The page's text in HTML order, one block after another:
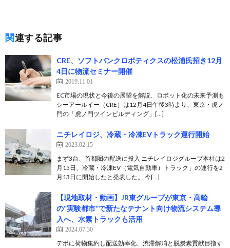
関連する記事
CRE、ソフトバンクロボティクスの松浦氏招き12月
4日に物流セミナー開催
2019.11.01
EC市場の現状と今後の展望を解説、ロボット化の未来予測も
シーアールイー（CRE）は12月4日午後3時より、東京・虎ノ
門の「虎ノ門ツインビルディング」[…]
ニチレイロジ、冷蔵・冷凍EVトラック運行開始
2023.02.15
まず3台、首都圏の配送に投入 ニチレイロジグループ本社は2
月15日、冷蔵・冷凍EV（電気自動車）トラック」の運行を2
月13日に開始したと発表した。 今[…]
【現地取材・動画】JR東グループが東京・高輪
の“実験都市”で新たなテナント向け物流システム導
入へ、水素トラックも活用
2024.07.30
デポに荷物集約し配送効率化、渋滞解消と脱炭素貢献目指す